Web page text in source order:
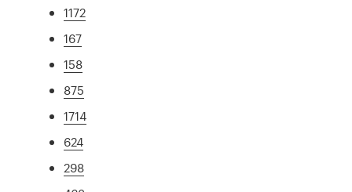
1172
167
158
875
1714
624
298